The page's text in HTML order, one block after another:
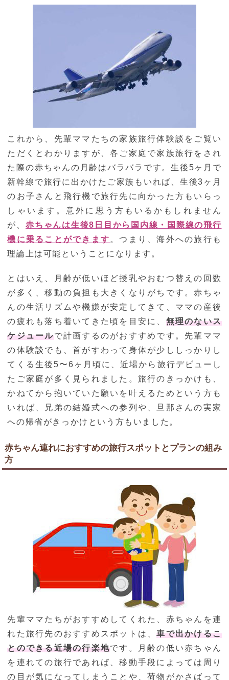
これから、先輩ママたちの家族旅行体験談をご覧い
ただくとわかりますが、各ご家庭で家族旅行をされ
た際の赤ちゃんの月齢はバラバラです。生後5ヶ月で
新幹線で旅行に出かけたご家族もいれば、生後3ヶ月
のお子さんと飛行機で旅行先に向かった方もいらっ
しゃいます。意外に思う方もいるかもしれません
が、 赤ちゃんは生後8日目から国内線・国際線の飛行
機に乗ることができます 。つまり、海外への旅行も
理論上は可能ということになります。
とはいえ、月齢が低いほど授乳やおむつ替えの回数
が多く、移動の負担も大きくなりがちです。赤ちゃ
んの生活リズムや機嫌が安定してきて、ママの産後
の疲れも落ち着いてきた頃を目安に、 無理のないス
ケジュールで計画するのがおすすめです。先輩ママ
の体験談でも、首がすわって身体が少ししっかりし
てくる生後5〜6ヶ月頃に、近場から旅行デビューし
たご家庭が多く見られました。旅行のきっかけも、
かねてから抱いていた願いを叶えるためという方も
いれば、兄弟の結婚式への参列や、旦那さんの実家
への帰省がきっかけという方もいました。
赤ちゃん連れにおすすめの旅行スポットとプランの組み
方
先輩ママたちがおすすめしてくれた、赤ちゃんを連
れた旅行先のおすすめスポットは、車で出かけるこ
とのできる近場の行楽地です。月齢の低い赤ちゃん
を連れての旅行であれば、移動手段によっては周り
の目が気になってしまうことや、荷物がかさばって